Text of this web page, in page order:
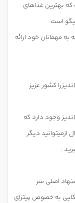
که بهترین غذاهای
است.
مهمانان خود ارائه
کشور عزیز
وجود دارد که
دیگر
.
اصلی سر
به خصوص پیتزای